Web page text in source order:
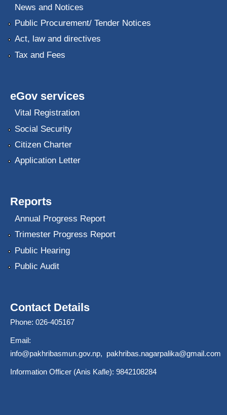
News and Notices
Public Procurement/ Tender Notices
Act, law and directives
Tax and Fees
eGov services
Vital Registration
Social Security
Citizen Charter
Application Letter
Reports
Annual Progress Report
Trimester Progress Report
Public Hearing
Public Audit
Contact Details
Phone: 026-405167
Email:
info@pakhribasmun.gov.np, pakhribas.nagarpalika@gmail.com
Information Officer (Anis Kafle): 9842108284